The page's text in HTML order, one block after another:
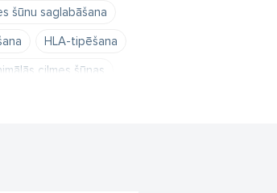
šūnu saglabāšana
HLA-tipēšana
cilmes šūnas